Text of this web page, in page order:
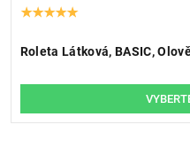
Roleta Látková, BASIC,